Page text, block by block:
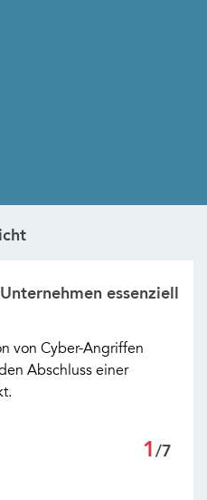
essenziell
1 /7
von Cyber-Angriffen
Abschluss einer